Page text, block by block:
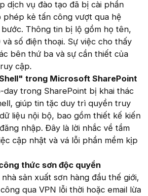
dịch vụ đào tạo đã bị cài phần
phép kẻ tấn công vượt qua hệ
Thông tin bị lộ gồm họ tên,
số điện thoại. Sự việc cho thấy
bên thứ ba và sự cần thiết của
cập.
trong Microsoft SharePoint
trong SharePoint bị khai thác
giúp tin tặc duy trì quyền truy
liệu nội bộ, bao gồm thiết kế kiến
nhập. Đây là lời nhắc về tầm
cập nhật và vá lỗi phần mềm kịp
thức sơn độc quyền
sản xuất sơn hàng đầu thế giới,
qua VPN lỗi thời hoặc email lừa